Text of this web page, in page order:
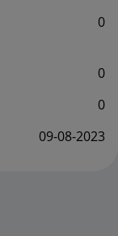
0
0
0
‎09-08-2023